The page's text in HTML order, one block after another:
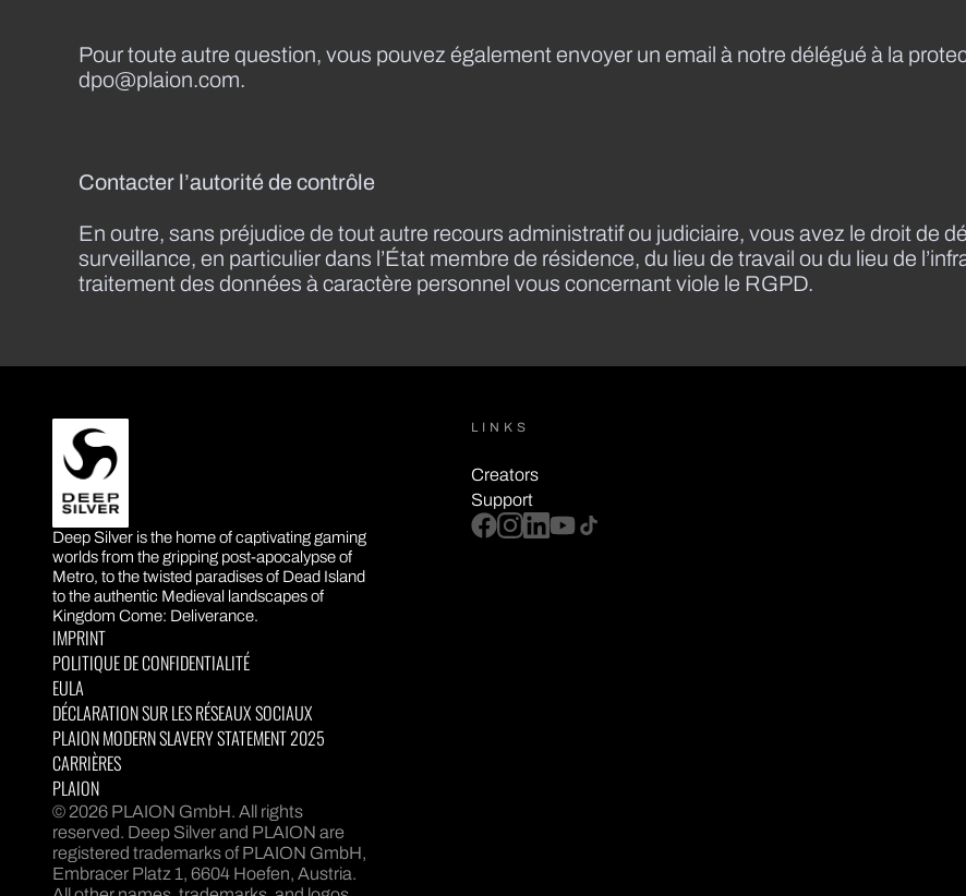
Pour toute autre question, vous pouvez également envoyer un email à notre délégué à la
dpo@plaion.com.
Contacter l’autorité de contrôle
En outre, sans préjudice de tout autre recours administratif ou judiciaire, vous avez le droit de
surveillance, en particulier dans l’État membre de résidence, du lieu de travail ou du lieu de
traitement des données à caractère personnel vous concernant viole le RGPD.
DEEP SILVER
Deep Silver is the home of captivating gaming
worlds from the gripping post-apocalypse of
Metro, to the twisted paradises of Dead Island
to the authentic Medieval landscapes of
Kingdom Come: Deliverance.
IMPRINT
POLITIQUE DE CONFIDENTIALITÉ
EULA
DÉCLARATION SUR LES RÉSEAUX SOCIAUX
PLAION MODERN SLAVERY STATEMENT 2025
CARRIÈRES
PLAION
© 2026 PLAION GmbH. All rights
reserved. Deep Silver and PLAION are
registered trademarks of PLAION GmbH,
Embracer Platz 1, 6604 Hoefen, Austria.
LINKS
Creators
Support
facebook
instagram
linkedinyoutube
tiktok